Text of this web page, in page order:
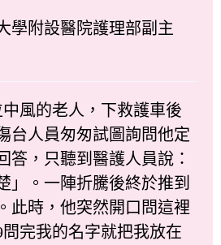
學附設醫院護理部副主
風的老人，下救護車後
台人員匆匆試圖詢問他定
答，只聽到醫護人員說：
」。一陣折騰後終於推到
此時，他突然開口問這裡
完我的名字就把我放在